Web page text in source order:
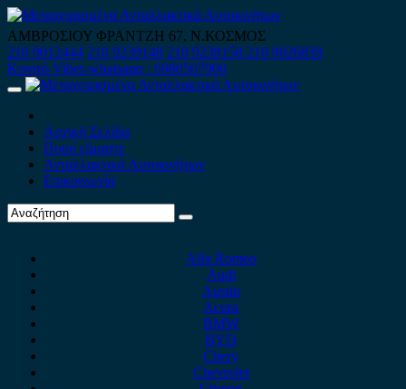
Skip
to
content
ΑΜΒΡΟΣΙΟΥ ΦΡΑΝΤΖΗ 67, Ν.ΚΟΣΜΟΣ
210 9012444 210 9239148 210 9238158 210 9026839
Κινητό-Viber-whatsapp : 6980507900
Primary
Αρχική Σελίδα
Ποιοί είμαστε
Ανταλλακτικά Αυτοκινήτων
Επικοινωνία
Alfa Romeo
Audi
Austin
Acura
BMW
BYD
Chery
Chevrolet